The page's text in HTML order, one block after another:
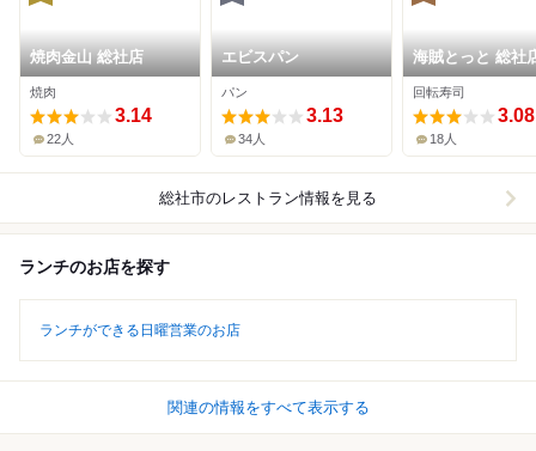
焼肉金山 総社店
焼肉
3.14
22人
エビスパン
パン
3.13
34人
海賊とっと 総社
回転寿司
3.08
18人
総社市のレストラン情報を見る
ランチのお店を探す
ランチができる日曜営業のお店
関連の情報をすべて表示する